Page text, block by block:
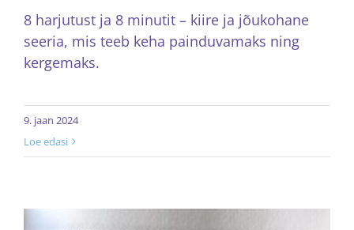
8 harjutust ja 8 minutit – kiire ja jõukohane
seeria, mis teeb keha painduvamaks ning
kergemaks.
9. jaan 2024
Loe edasi